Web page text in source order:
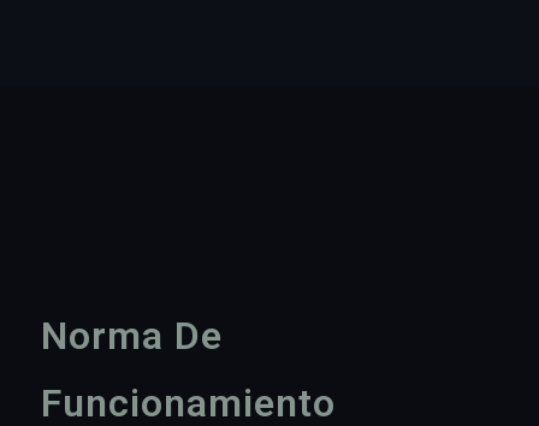
Norma De
Funcionamiento